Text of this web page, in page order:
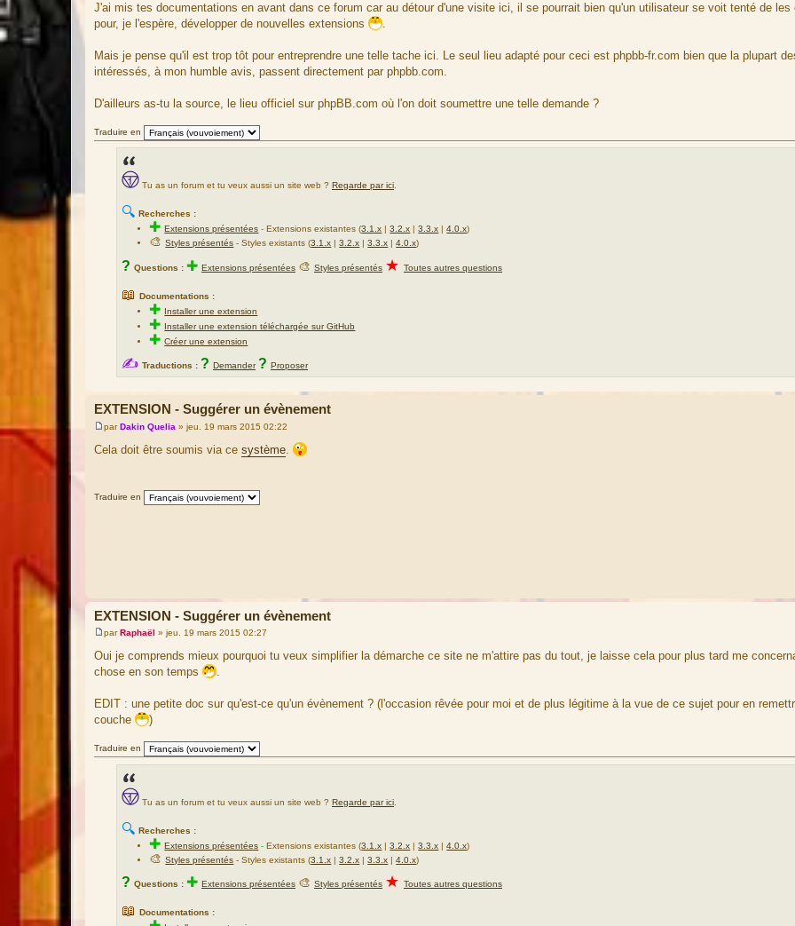
J'ai mis tes documentations en avant dans ce forum car au détour d'une visite ici, il se pourrait bien qu'un utilisateur se voit tenté de les
pour, je l'espère, développer de nouvelles extensions
.
Mais je pense qu'il est trop tôt pour entreprendre une telle tache ici. Le seul lieu adapté pour ceci est phpbb-fr.com bien que la plupart
intéressés, à mon humble avis, passent directement par phpbb.com.
D'ailleurs as-tu la source, le lieu officiel sur phpBB.com où l'on doit soumettre une telle demande ?
Traduire en
Tu as un forum et tu veux aussi un site web ? Regarde par ici.
🔍 Recherches :
✚Extensions présentées - Extensions existantes (3.1.x |3.2.x |3.3.x |4.0.x)
🎨Styles présentés - Styles existants (3.1.x |3.2.x |3.3.x |4.0.x)
? Questions : ✚ Extensions présentées 🎨 Styles présentés ★ Toutes autres questions
📖 Documentations :
✚ Installer une extension
✚ Installer une extension téléchargée sur GitHub
✚Créer une extension
✍ Traductions : ? Demander ? Proposer
EXTENSION - Suggérer un évènement
M
e
s
e
parDakin Quelia » jeu. 19 mars 2015 02:22
Cela doit être soumis via ce système
Traduire en
EXTENSION - Suggérer un évènement
M
e
s
s
e
parRaphaël » jeu. 19 mars 2015 02:27
Oui je comprends mieux pourquoi tu veux simplifier la démarche ce site ne m'attire pas du tout, je laisse cela pour plus tard me
chose en son temps
.
EDIT : une petite doc sur qu'est-ce qu'un évènement ? (l'occasion rêvée pour moi et de plus légitime à la vue de ce sujet pour en
couche
)
Traduire en
Tu as un forum et tu veux aussi un site web ? Regarde par ici
🔍 Recherches :
✚Extensions présentées -Extensions existantes (3.1.x |3.2.x |3.3.x |4.0.x)
🎨Styles présentés - Styles existants (3.1.x |3.2.x |3.3.x |4.0.x)
? Questions : ✚ Extensions présentées 🎨 Styles présentés ★ Toutes autres questions
📖 Documentations :